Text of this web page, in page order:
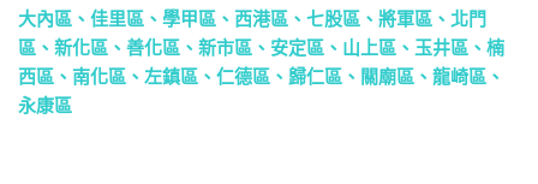
大內區、 佳里區、 學甲區、 西港區、 七股區、 將軍區、 北門
區、 新化區、 善化區、 新市區、 安定區、 山上區、 玉井區、 楠
西區、 南化區、 左鎮區、 仁德區、 歸仁區、 關廟區、 龍崎區、
永康區